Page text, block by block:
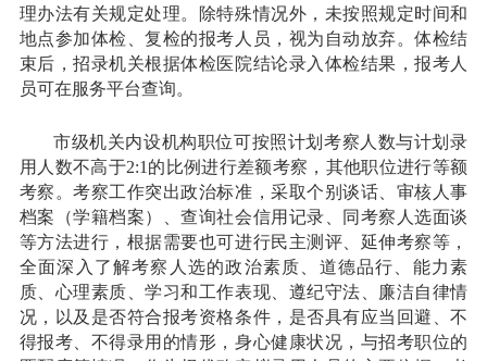
理办法有关规定处理。除特殊情况外，未按照规定时间和
地点参加体检、复检的报考人员，视为自动放弃。体检结
束后，招录机关根据体检医院结论录入体检结果，报考人
员可在服务平台查询。
市级机关内设机构职位可按照计划考察人数与计划录
用人数不高于2:1的比例进行差额考察，其他职位进行等额
考察。考察工作突出政治标准，采取个别谈话、审核人事
档案（学籍档案）、查询社会信用记录、同考察人选面谈
等方法进行，根据需要也可进行民主测评、延伸考察等，
全面深入了解考察人选的政治素质、道德品行、能力素
质、心理素质、学习和工作表现、遵纪守法、廉洁自律情
况，以及是否符合报考资格条件，是否具有应当回避、不
得报考、不得录用的情形，身心健康状况，与招考职位的